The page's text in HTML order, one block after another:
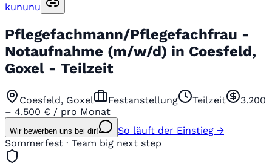
kununu
Pflegefachmann/Pflegefachfrau -
Notaufnahme (m/w/d) in Coesfeld,
Goxel - Teilzeit
Coesfeld, Goxel Festanstellung Teilzeit
3.200
– 4.500 € / pro Monat
Wir bewerben uns bei dir!
So läuft der Einstieg →
Sommerfest · Team big next step